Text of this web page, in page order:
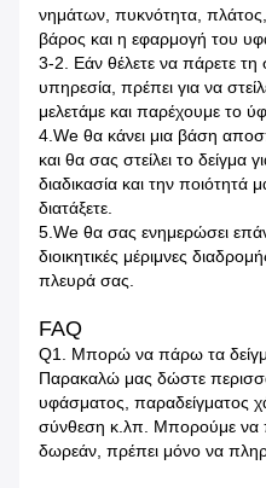
νημάτων, πυκνότητα, πλάτος,
βάρος και η εφαρμογή του
3-2. Εάν θέλετε να πάρετε
υπηρεσία, πρέπει για να
μελετάμε και παρέχουμε το
4.We θα κάνει μια βάση
και θα σας στείλει το δείγμα
διαδικασία και την ποιότητά
διατάξετε.
5.We θα σας ενημερώσει
διοικητικές μέριμνες
πλευρά σας.
FAQ
Q1. Μπορώ να πάρω τα
Παρακαλώ μας δώστε
υφάσματος, παραδείγματος
σύνθεση κ.λπ. Μπορούμε να
δωρεάν, πρέπει μόνο να